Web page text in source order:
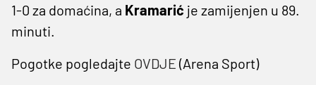
1-0 za domaćina, a Kramarić je zamijenjen u 89.
minuti.
Pogotke pogledajte OVDJE (Arena Sport)